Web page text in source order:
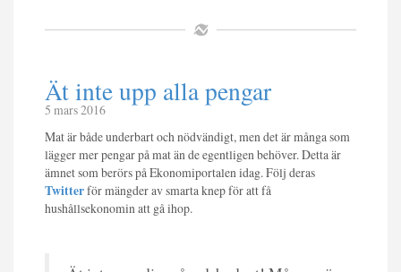
Ät inte upp alla pengar
5 mars 2016
Mat är både underbart och nödvändigt, men det är många som
lägger mer pengar på mat än de egentligen behöver. Detta är
ämnet som berörs på Ekonomiportalen idag. Följ deras
Twitterför mängder av smarta knep för att få
hushållsekonomin att gå ihop.